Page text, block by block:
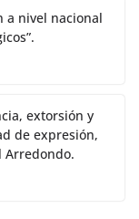
a nivel nacional
extorsión y
de expresión,
Arredondo.